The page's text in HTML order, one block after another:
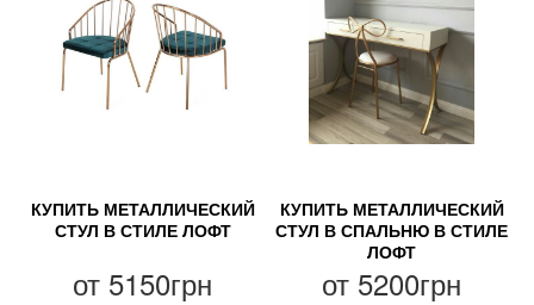
КУПИТЬ МЕТАЛЛИЧЕСКИЙ
СТУЛ В СТИЛЕ ЛОФТ
от 5150грн
КУПИТЬ МЕТАЛЛИЧЕСКИЙ
СТУЛ В СПАЛЬНЮ В СТИЛЕ
ЛОФТ
от 5200грн